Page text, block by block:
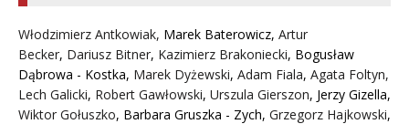
Włodzimierz Antkowiak, Marek Baterowicz, Artur
Becker, Dariusz Bitner, Kazimierz Brakoniecki, Bogusław
Dąbrowa - Kostka, Marek Dyżewski, Adam Fiala, Agata Foltyn,
Lech Galicki, Robert Gawłowski, Urszula Gierszon, Jerzy Gizella,
Wiktor Gołuszko, Barbara Gruszka - Zych, Grzegorz Hajkowski,